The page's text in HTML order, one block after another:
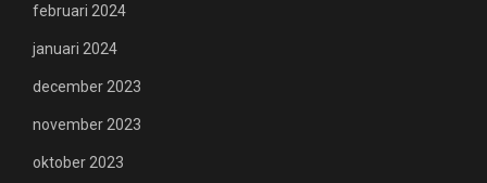
februari 2024
januari 2024
december 2023
november 2023
oktober 2023